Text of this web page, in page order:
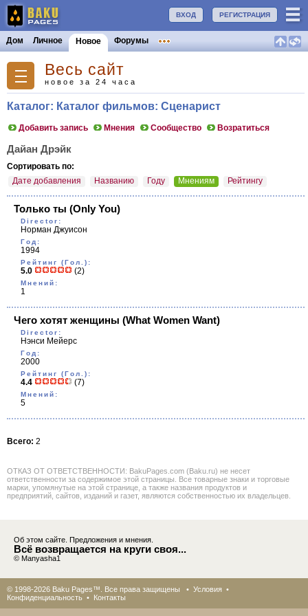
РЕГИСТРАЦИЯ
ВХОД
Дом Личное Новое Форумы
Весь сайт
новое за 24 часа
Каталог: Каталог фильмов: Сценарист
Добавить запись Мнения Сообщество Возратиться
Дайан Дрэйк
Сортировать по:
Дате добавления
Названию Году Мнениям Рейтингу
Только ты (Only You)
Director:
Норман Джуисон
Год:
1994
Рейтинг (Гол.):
5.0 (2)
Мнений:
1
Чего хотят женщины (What Women Want)
Director:
Нэнси Мейерс
Год:
2000
Рейтинг (Гол.):
4.4 (7)
Мнений:
5
Всего: 2
ОТКАЗ ОТ ОТВЕТСТВЕННОСТИ: BakuPages.com (Baku.ru) не несет
ответственности за содержимое этой страницы. Все товарные знаки и торговые
марки, упомянутые на этой странице, а также названия продуктов и
предприятий, сайтов, изданий и газет, являются собственностью их владельцев.
Об этом сайте. Предложения и мнения.
Всё возвращается на круги своя...
© Manyasha1
© 1998-2026 Baku Pages™. Все права защищены • Условия •
Конфиденциальность • Контакты